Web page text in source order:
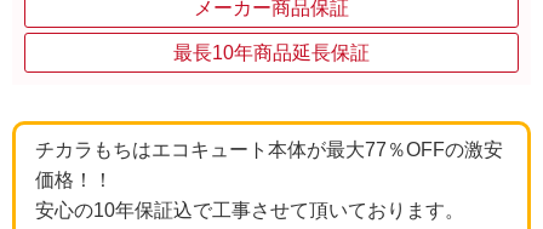
メーカー商品保証
最長10年商品延長保証
チカラもちはエコキュート本体が最大77％OFFの激安
価格！！
安心の10年保証込で工事させて頂いております。